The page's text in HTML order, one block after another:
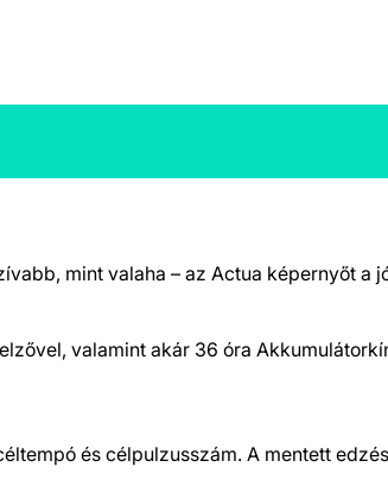
mint valaha – az Actua képernyőt a
valamint akár 36 óra
és célpulzusszám. A mentett